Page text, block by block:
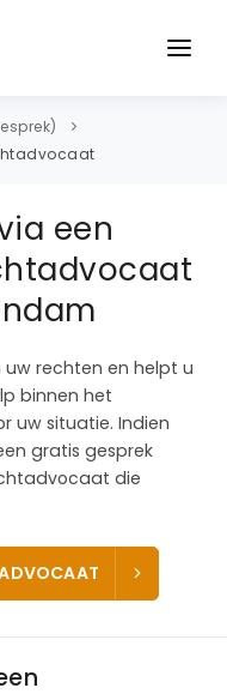
een
uw rechten en helpt u
binnen het
uw situatie. Indien
gratis gesprek
die
ADVOCAAT